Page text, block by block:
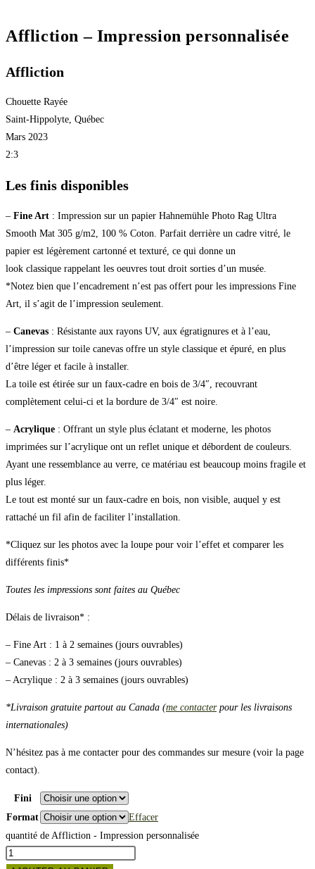
Affliction – Impression personnalisée
Affliction
Chouette Rayée
Saint-Hippolyte, Québec
Mars 2023
2:3
Les finis disponibles
– Fine Art : Impression sur un papier Hahnemühle Photo Rag Ultra
Smooth Mat 305 g/m2, 100 % Coton. Parfait derrière un cadre vitré, le
papier est légèrement cartonné et texturé, ce qui donne un
look classique rappelant les oeuvres tout droit sorties d’un musée.
*Notez bien que l’encadrement n’est pas offert pour les impressions Fine
Art, il s’agit de l’impression seulement.
– Canevas : Résistante aux rayons UV, aux égratignures et à l’eau,
l’impression sur toile canevas offre un style classique et épuré, en plus
d’être léger et facile à installer.
La toile est étirée sur un faux-cadre en bois de 3/4″, recouvrant
complètement celui-ci et la bordure de 3/4″ est noire.
– Acrylique : Offrant un style plus éclatant et moderne, les photos
imprimées sur l’acrylique ont un reflet unique et débordent de couleurs.
Ayant une ressemblance au verre, ce matériau est beaucoup moins fragile et
plus léger.
Le tout est monté sur un faux-cadre en bois, non visible, auquel y est
rattaché un fil afin de faciliter l’installation.
*Cliquez sur les photos avec la loupe pour voir l’effet et comparer les
différents finis*
Toutes les impressions sont faites au Québec
Délais de livraison* :
– Fine Art : 1 à 2 semaines (jours ouvrables)
– Canevas : 2 à 3 semaines (jours ouvrables)
– Acrylique : 2 à 3 semaines (jours ouvrables)
*Livraison gratuite partout au Canada (me contacterpour les livraisons
internationales)
N’hésitez pas à me contacter pour des commandes sur mesure (voir la page
contact).
Fini
Format
Effacer
quantité de Affliction - Impression personnalisée